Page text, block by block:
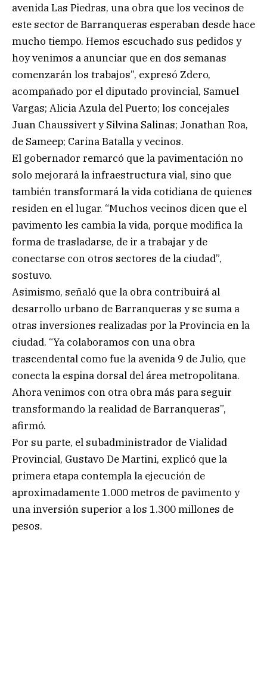
avenida Las Piedras, una obra que los vecinos de
este sector de Barranqueras esperaban desde hace
mucho tiempo. Hemos escuchado sus pedidos y
hoy venimos a anunciar que en dos semanas
comenzarán los trabajos”, expresó Zdero,
acompañado por el diputado provincial, Samuel
Vargas; Alicia Azula del Puerto; los concejales
Juan Chaussivert y Silvina Salinas; Jonathan Roa,
de Sameep; Carina Batalla y vecinos.
El gobernador remarcó que la pavimentación no
solo mejorará la infraestructura vial, sino que
también transformará la vida cotidiana de quienes
residen en el lugar. “Muchos vecinos dicen que el
pavimento les cambia la vida, porque modifica la
forma de trasladarse, de ir a trabajar y de
conectarse con otros sectores de la ciudad”,
sostuvo.
Asimismo, señaló que la obra contribuirá al
desarrollo urbano de Barranqueras y se suma a
otras inversiones realizadas por la Provincia en la
ciudad. “Ya colaboramos con una obra
trascendental como fue la avenida 9 de Julio, que
conecta la espina dorsal del área metropolitana.
Ahora venimos con otra obra más para seguir
transformando la realidad de Barranqueras”,
afirmó.
Por su parte, el subadministrador de Vialidad
Provincial, Gustavo De Martini, explicó que la
primera etapa contempla la ejecución de
aproximadamente 1.000 metros de pavimento y
una inversión superior a los 1.300 millones de
pesos.